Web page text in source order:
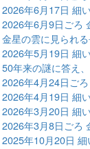
2026年6月17日 細
2026年6月9日ごろ
金星の雲に見られ
2026年5月19日 細
50年来の謎に答え
2026年4月24日ご
2026年4月19日 細
2026年3月20日 細
2026年3月8日ごろ
2025年10月20日